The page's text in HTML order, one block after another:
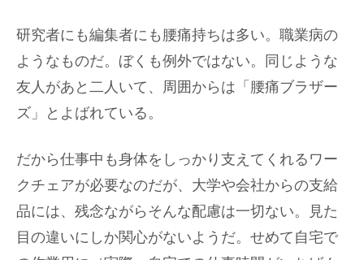
研究者にも編集者にも腰痛持ちは多い。職業病の
ようなものだ。ぼくも例外ではない。同じような
友人があと二人いて、周囲からは「腰痛ブラザー
ズ」とよばれている。
だから仕事中も身体をしっかり支えてくれるワー
クチェアが必要なのだが、大学や会社からの支給
品には、残念ながらそんな配慮は一切ない。見た
目の違いにしか関心がないようだ。せめて自宅で